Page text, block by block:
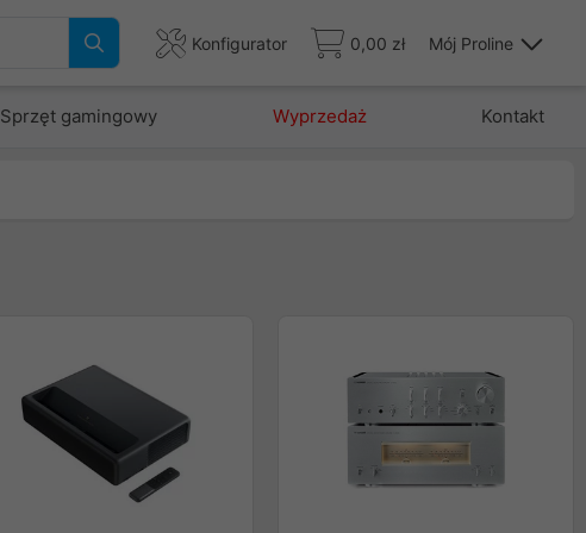
Konfigurator 0,00 zł Mój Proline
Sprzęt gamingowy Wyprzedaż Kontakt